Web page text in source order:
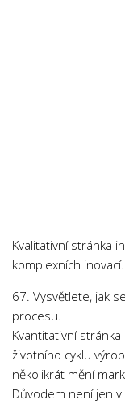
Jazyky
Management
Marketing
Kvalitativní stránka
komplexních inovací.
67. Vysvětlete, jak
procesu.
Kvantitativní
životního cyklu
několikrát mění
Důvodem není jen